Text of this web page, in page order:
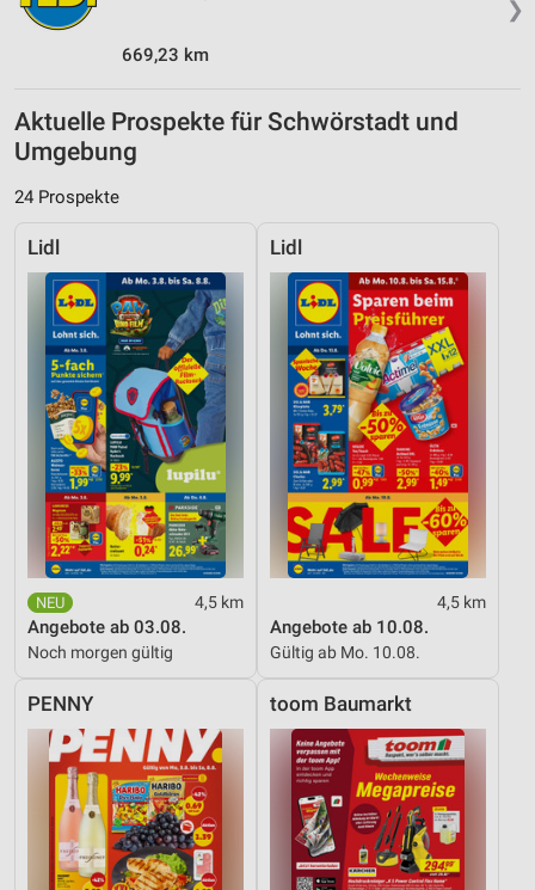
❯
669,23 km
Aktuelle Prospekte für Schwörstadt und
Umgebung
24 Prospekte
Lidl
4,5 km
Angebote ab 03.08.
Noch morgen gültig
Lidl
4,5 km
Angebote ab 10.08.
Gültig ab Mo. 10.08.
PENNY toom Baumarkt